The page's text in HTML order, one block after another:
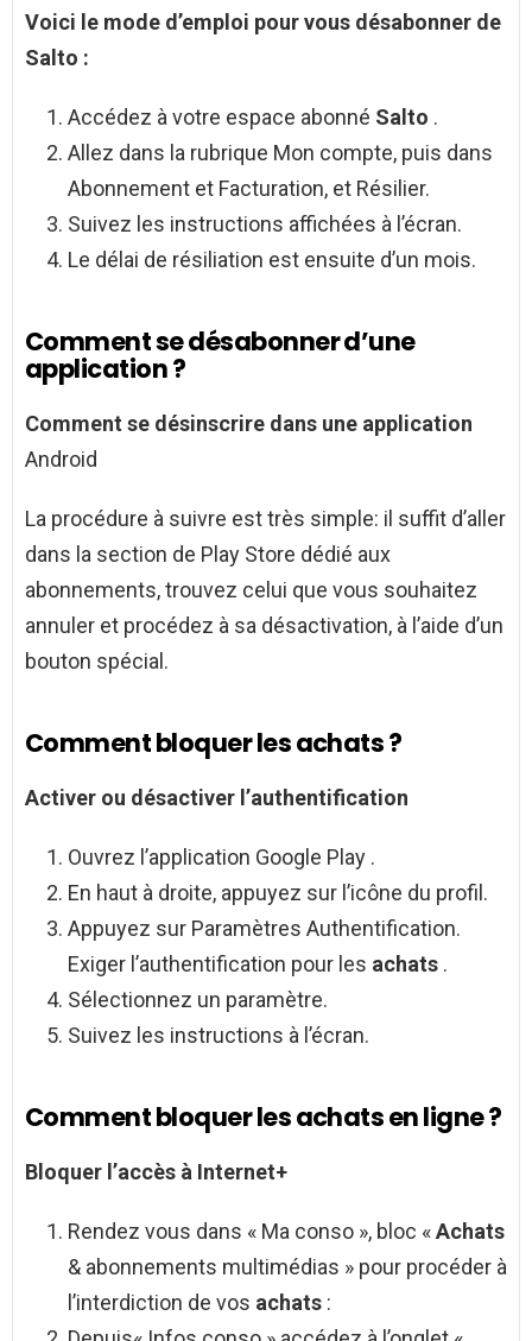
Voici le mode d’emploi pour vous désabonner de
Salto :
Accédez à votre espace abonné Salto .
Allez dans la rubrique Mon compte, puis dans
Abonnement et Facturation, et Résilier.
Suivez les instructions affichées à l’écran.
Le délai de résiliation est ensuite d’un mois.
Comment se désabonner d’une
application ?
Comment se désinscrire dans une application
Android
La procédure à suivre est très simple: il suffit d’aller
dans la section de Play Store dédié aux
abonnements, trouvez celui que vous souhaitez
annuler et procédez à sa désactivation, à l’aide d’un
bouton spécial.
Comment bloquer les achats ?
Activer ou désactiver l’authentification
Ouvrez l’application Google Play .
En haut à droite, appuyez sur l’icône du profil.
Appuyez sur Paramètres Authentification.
Exiger l’authentification pour les achats .
Sélectionnez un paramètre.
Suivez les instructions à l’écran.
Comment bloquer les achats en ligne ?
Bloquer l’accès à Internet+
Rendez vous dans « Ma conso », bloc «Achats
& abonnements multimédias » pour procéder à
l’interdiction de vos achats :